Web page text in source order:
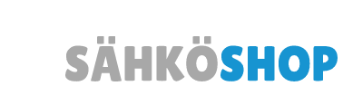
Päävalikko